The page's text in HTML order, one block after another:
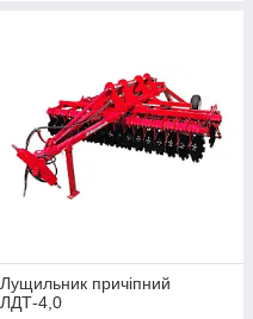
Лущильник причіпний
ЛДТ-4,0